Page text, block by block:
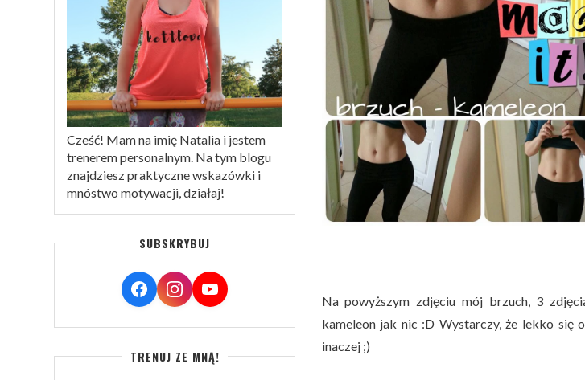
Na powyższym zdjęciu mój brzuch, 3
kameleon jak nic :D Wystarczy, że lekko się
inaczej ;)
Cześć! Mam na imię Natalia i jestem
trenerem personalnym. Na tym blogu
znajdziesz praktyczne wskazówki i
mnóstwo motywacji, działaj!
SUBSKRYBUJ
TRENUJ ZE MNĄ!